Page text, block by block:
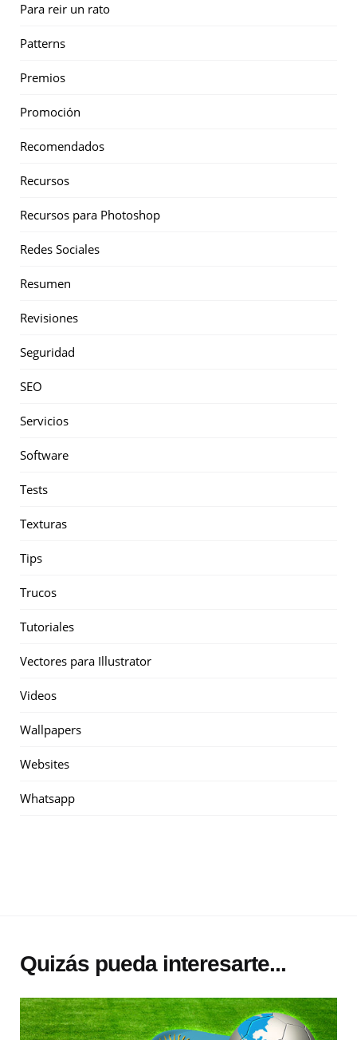
Para reir un rato
Patterns
Premios
Promoción
Recomendados
Recursos
Recursos para Photoshop
Redes Sociales
Resumen
Revisiones
Seguridad
SEO
Servicios
Software
Tests
Texturas
Tips
Trucos
Tutoriales
Vectores para Illustrator
Videos
Wallpapers
Websites
Whatsapp
Quizás pueda interesarte...